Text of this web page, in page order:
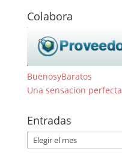
Colabora
BuenosyBaratos
Una sensacion perfecta
Entradas
Entradas